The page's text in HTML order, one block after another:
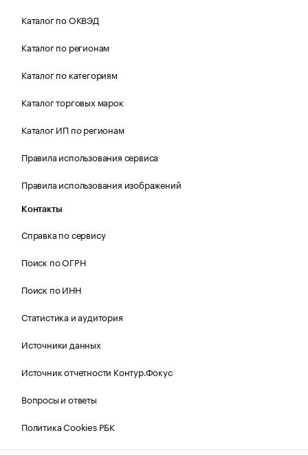
Каталог по ОКВЭД
Каталог по регионам
Каталог по категориям
Каталог торговых марок
Каталог ИП по регионам
Правила использования сервиса
Правила использования изображений
Контакты
Справка по сервису
Поиск по ОГРН
Поиск по ИНН
Статистика и аудитория
Источники данных
Источник отчетности Контур.Фокус
Вопросы и ответы
Политика Cookies РБК